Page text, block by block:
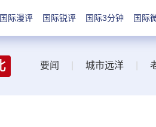
国际漫评 国际锐评 国际3分钟 国际
要闻 城市远洋